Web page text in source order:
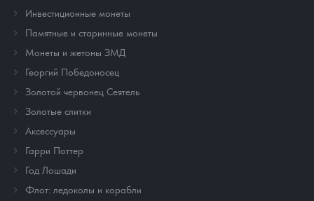
Инвестиционные монеты
Памятные и старинные монеты
Монеты и жетоны ЗМД
Георгий Победоносец
Золотой червонец Сеятель
Золотые слитки
Аксессуары
Гарри Поттер
Год Лошади
Флот: ледоколы и корабли